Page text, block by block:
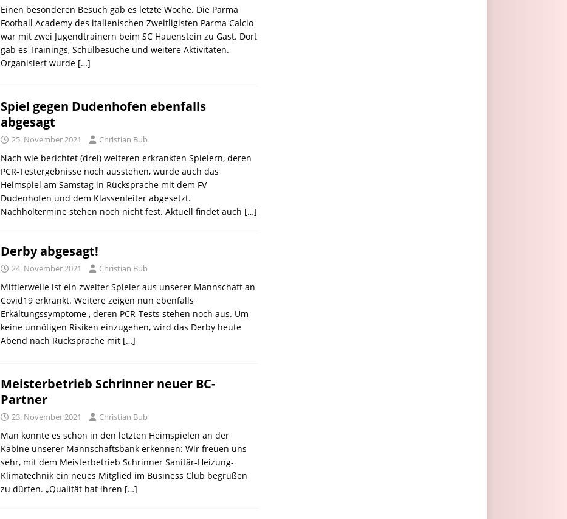
Einen besonderen Besuch gab es letzte Woche. Die Parma
Football Academy des italienischen Zweitligisten Parma Calcio
war mit zwei Jugendtrainern beim SC Hauenstein zu Gast. Dort
gab es Trainings, Schulbesuche und weitere Aktivitäten.
Organisiert wurde […]
Spiel gegen Dudenhofen ebenfalls
abgesagt
25. November 2021 Christian Bub
Nach wie berichtet (drei) weiteren erkrankten Spielern, deren
PCR-Testergebnisse noch ausstehen, wurde auch das
Heimspiel am Samstag in Rücksprache mit dem FV
Dudenhofen und dem Klassenleiter abgesetzt.
Nachholtermine stehen noch nicht fest. Aktuell findet auch […]
Derby abgesagt!
24. November 2021 Christian Bub
Mittlerweile ist ein zweiter Spieler aus unserer Mannschaft an
Covid19 erkrankt. Weitere zeigen nun ebenfalls
Erkältungssymptome , deren PCR-Tests stehen noch aus. Um
keine unnötigen Risiken einzugehen, wird das Derby heute
Abend nach Rücksprache mit […]
Meisterbetrieb Schrinner neuer BC-
Partner
23. November 2021 Christian Bub
Man konnte es schon in den letzten Heimspielen an der
Kabine unserer Mannschaftsbank erkennen: Wir freuen uns
sehr, mit dem Meisterbetrieb Schrinner Sanitär-Heizung-
Klimatechnik ein neues Mitglied im Business Club begrüßen
zu dürfen. „Qualität hat ihren […]